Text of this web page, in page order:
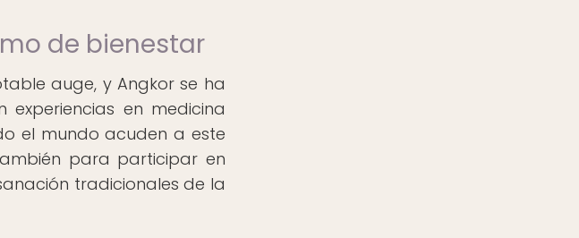
de bienestar
auge, y Angkor se ha
en medicina
el mundo acuden a este
para participar en
tradicionales de la